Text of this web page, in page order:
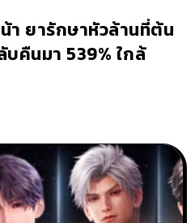
า ยารักษาหัวล้านที่ต้น
คืนมา 539% ใกล้